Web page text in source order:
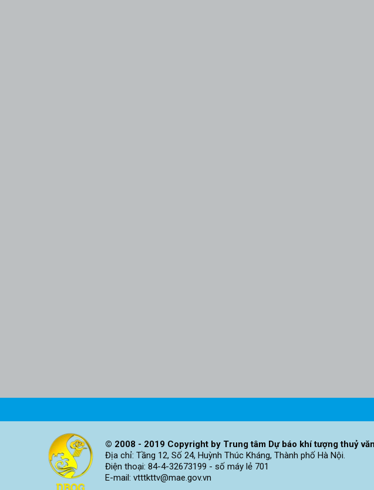
© 2008 - 2019 Copyright by Trung tâm Dự báo khí tượng thuỷ
Địa chỉ: Tầng 12, Số 24, Huỳnh Thúc Kháng, Thành phố Hà Nội.
Điện thoại: 84-4-32673199 - số máy lẻ 701
E-mail: vtttkttv@mae.gov.vn